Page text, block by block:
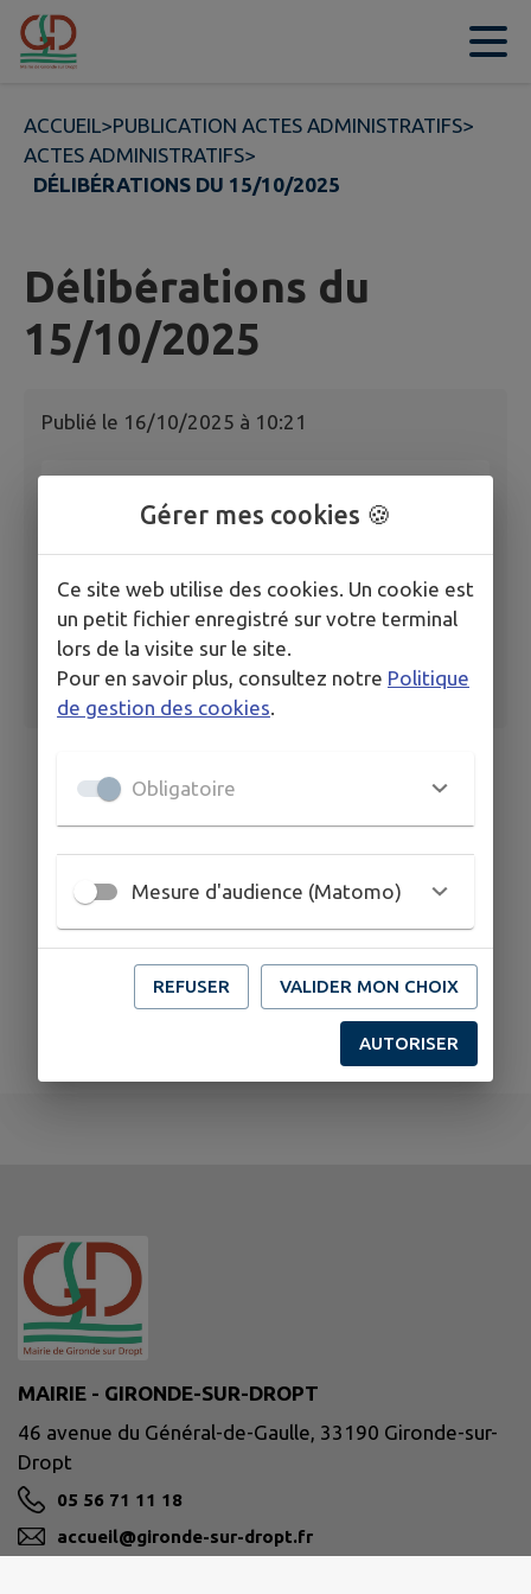
Contenu
ACCUEIL>PUBLICATION ACTES ADMINISTRATIFS>
ACTES ADMINISTRATIFS>
DÉLIBÉRATIONS DU 15/10/2025
Délibérations du
15/10/2025
Publié le 16/10/2025 à 10:21
MAIRIE - GIRONDE-SUR-DROPT
46 avenue du Général-de-Gaulle, 33190 Gironde-sur-
Dropt
05 56 71 11 18
accueil@gironde-sur-dropt.fr
Gérer mes cookies 🍪
Ce site web utilise des cookies. Un cookie est
un petit fichier enregistré sur votre terminal
lors de la visite sur le site.
Pour en savoir plus, consultez notre Politique
de gestion des cookies
Obligatoire
Mesure d'audience (Matomo)
REFUSER VALIDER MON CHOIX
AUTORISER